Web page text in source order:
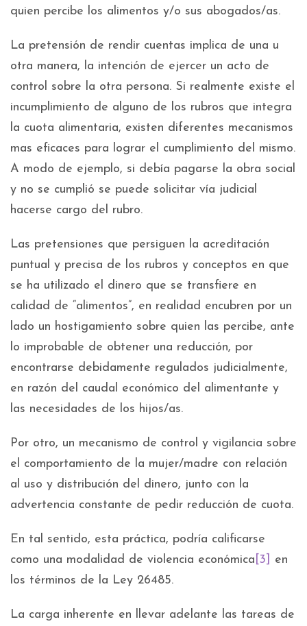
quien percibe los alimentos y/o sus abogados/as.
La pretensión de rendir cuentas implica de una u
otra manera, la intención de ejercer un acto de
control sobre la otra persona. Si realmente existe el
incumplimiento de alguno de los rubros que integra
la cuota alimentaria, existen diferentes mecanismos
mas eficaces para lograr el cumplimiento del mismo.
A modo de ejemplo, si debía pagarse la obra social
y no se cumplió se puede solicitar vía judicial
hacerse cargo del rubro.
Las pretensiones que persiguen la acreditación
puntual y precisa de los rubros y conceptos en que
se ha utilizado el dinero que se transfiere en
calidad de “alimentos”, en realidad encubren por un
lado un hostigamiento sobre quien las percibe, ante
lo improbable de obtener una reducción, por
encontrarse debidamente regulados judicialmente,
en razón del caudal económico del alimentante y
las necesidades de los hijos/as.
Por otro, un mecanismo de control y vigilancia sobre
el comportamiento de la mujer/madre con relación
al uso y distribución del dinero, junto con la
advertencia constante de pedir reducción de cuota.
En tal sentido, esta práctica, podría calificarse
como una modalidad de violencia económica [3]
en
los términos de la Ley 26485.
La carga inherente en llevar adelante las tareas de